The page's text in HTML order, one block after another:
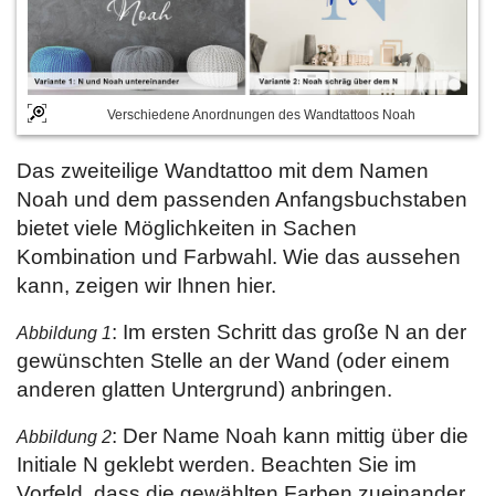
Verschiedene Anordnungen des Wandtattoos Noah
Das zweiteilige Wandtattoo mit dem Namen
Noah und dem passenden Anfangsbuchstaben
bietet viele Möglichkeiten in Sachen
Kombination und Farbwahl. Wie das aussehen
kann, zeigen wir Ihnen hier.
Abbildung 1: Im ersten Schritt das große N an der
gewünschten Stelle an der Wand (oder einem
anderen glatten Untergrund) anbringen.
Abbildung 2: Der Name Noah kann mittig über die
Initiale N geklebt werden. Beachten Sie im